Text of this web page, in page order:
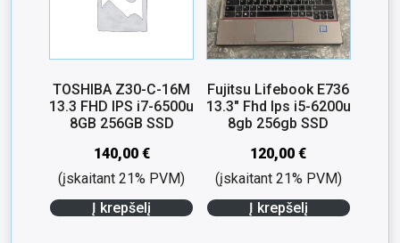
TOSHIBA Z30-C-16M
13.3 FHD IPS i7-6500u
8GB 256GB SSD
140,00 €
(įskaitant 21% PVM)
Į krepšelį
Fujitsu Lifebook E736
13.3″ Fhd Ips i5-6200u
8gb 256gb SSD
120,00€
(įskaitant 21% PVM)
Į krepšelį